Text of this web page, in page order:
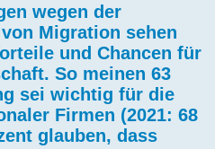
wegen der
Migration sehen
und Chancen für
So meinen 63
sei wichtig für die
Firmen (2021: 68
glauben, dass